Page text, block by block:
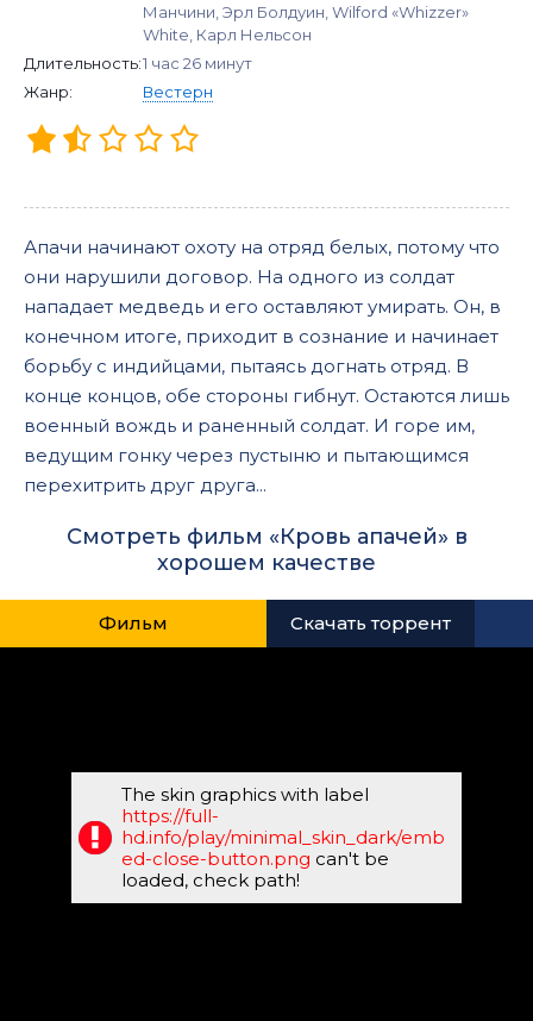
Манчини, Эрл Болдуин, Wilford «Whizzer»
White, Карл Нельсон
Длительность:1 час 26 минут
Жанр:
Вестерн
Апачи начинают охоту на отряд белых, потому что
они нарушили договор. На одного из солдат
нападает медведь и его оставляют умирать. Он, в
конечном итоге, приходит в сознание и начинает
борьбу с индийцами, пытаясь догнать отряд. В
конце концов, обе стороны гибнут. Остаются лишь
военный вождь и раненный солдат. И горе им,
ведущим гонку через пустыню и пытающимся
перехитрить друг друга...
Смотреть фильм «Кровь апачей» в
хорошем качестве
Фильм Скачать торрент
The skin graphics with label
https://full-
hd.info/play/minimal_skin_dark/emb
ed-close-button.png can't be
loaded, check path!